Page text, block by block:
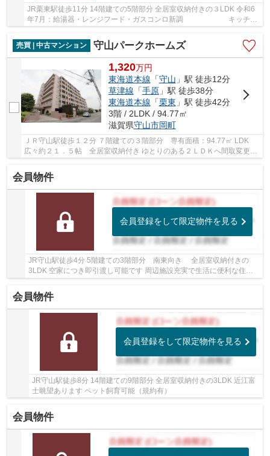
JR栗東駅徒歩11分 14階建ての5階部分 全居室収納付きの３LDK 令和6
年7月：給湯器・レンジフード・ガスコンロ新調 キッチン
水栓・便座交換
売買 | 中古マンション
守山パークホームズ
1,320万円
東海道本線 「守山 」駅 徒歩12分
草津線 「手原」駅 徒歩38分
東海道本線 「栗東 」駅 徒歩42分
3階 / 2LDK / 94.77㎡
滋賀県守山市岡町
ＪＲ守山駅徒歩１２分 ７階建ての３階部分 専有面積：94.77㎡ LDK
広々約２１．５帖 全居室収納付き ゆとりのある２ＬＤＫへ間取変更済
み スーパー・コンビニ・小学校まで徒歩10分圏...
会員物件
会員登録をして限定物件を見る
JR守山駅徒歩4分 5階建ての3階部分 南東向き 全居室収納付きの
3LDK 空家につき即引渡し可能です 周辺施設充実で生活に便利な住環
境です
会員物件
会員登録をして限定物件を見る
JR守山駅徒歩8分 14階建ての9階部分 全居室収納付きの3LDK 近江富
士眺望あります ペット飼育可能（規約有）
会員物件